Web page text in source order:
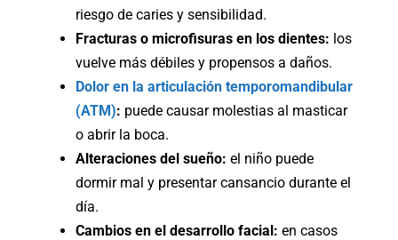
riesgo de caries y sensibilidad.
Fracturas o microfisuras en los dientes: los
vuelve más débiles y propensos a daños.
Dolor en la articulación temporomandibular
(ATM): puede causar molestias al masticar
o abrir la boca.
Alteraciones del sueño: el niño puede
dormir mal y presentar cansancio durante el
día.
Cambios en el desarrollo facial: en casos